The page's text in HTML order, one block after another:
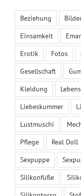
Beziehung
Einsamkeit
Erotik
Fotos
Gesellschaft
Kleidung
Liebeskummer
Lustmuschi
Pflege
Real Doll
Sexpuppe
Silikonfüße
M D M
10
11 12
17
18 19
24
25 26
31
« Juni
DER DOLLPARK GMBH